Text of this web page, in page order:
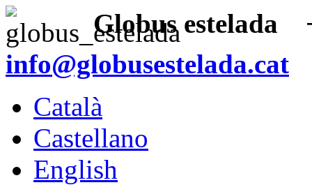
Globus estelada
info@globusestelada.cat
Català
Castellano
English